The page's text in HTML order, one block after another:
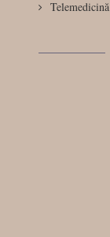
Telemedicină